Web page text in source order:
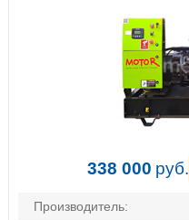
338 000 руб.
Производитель: